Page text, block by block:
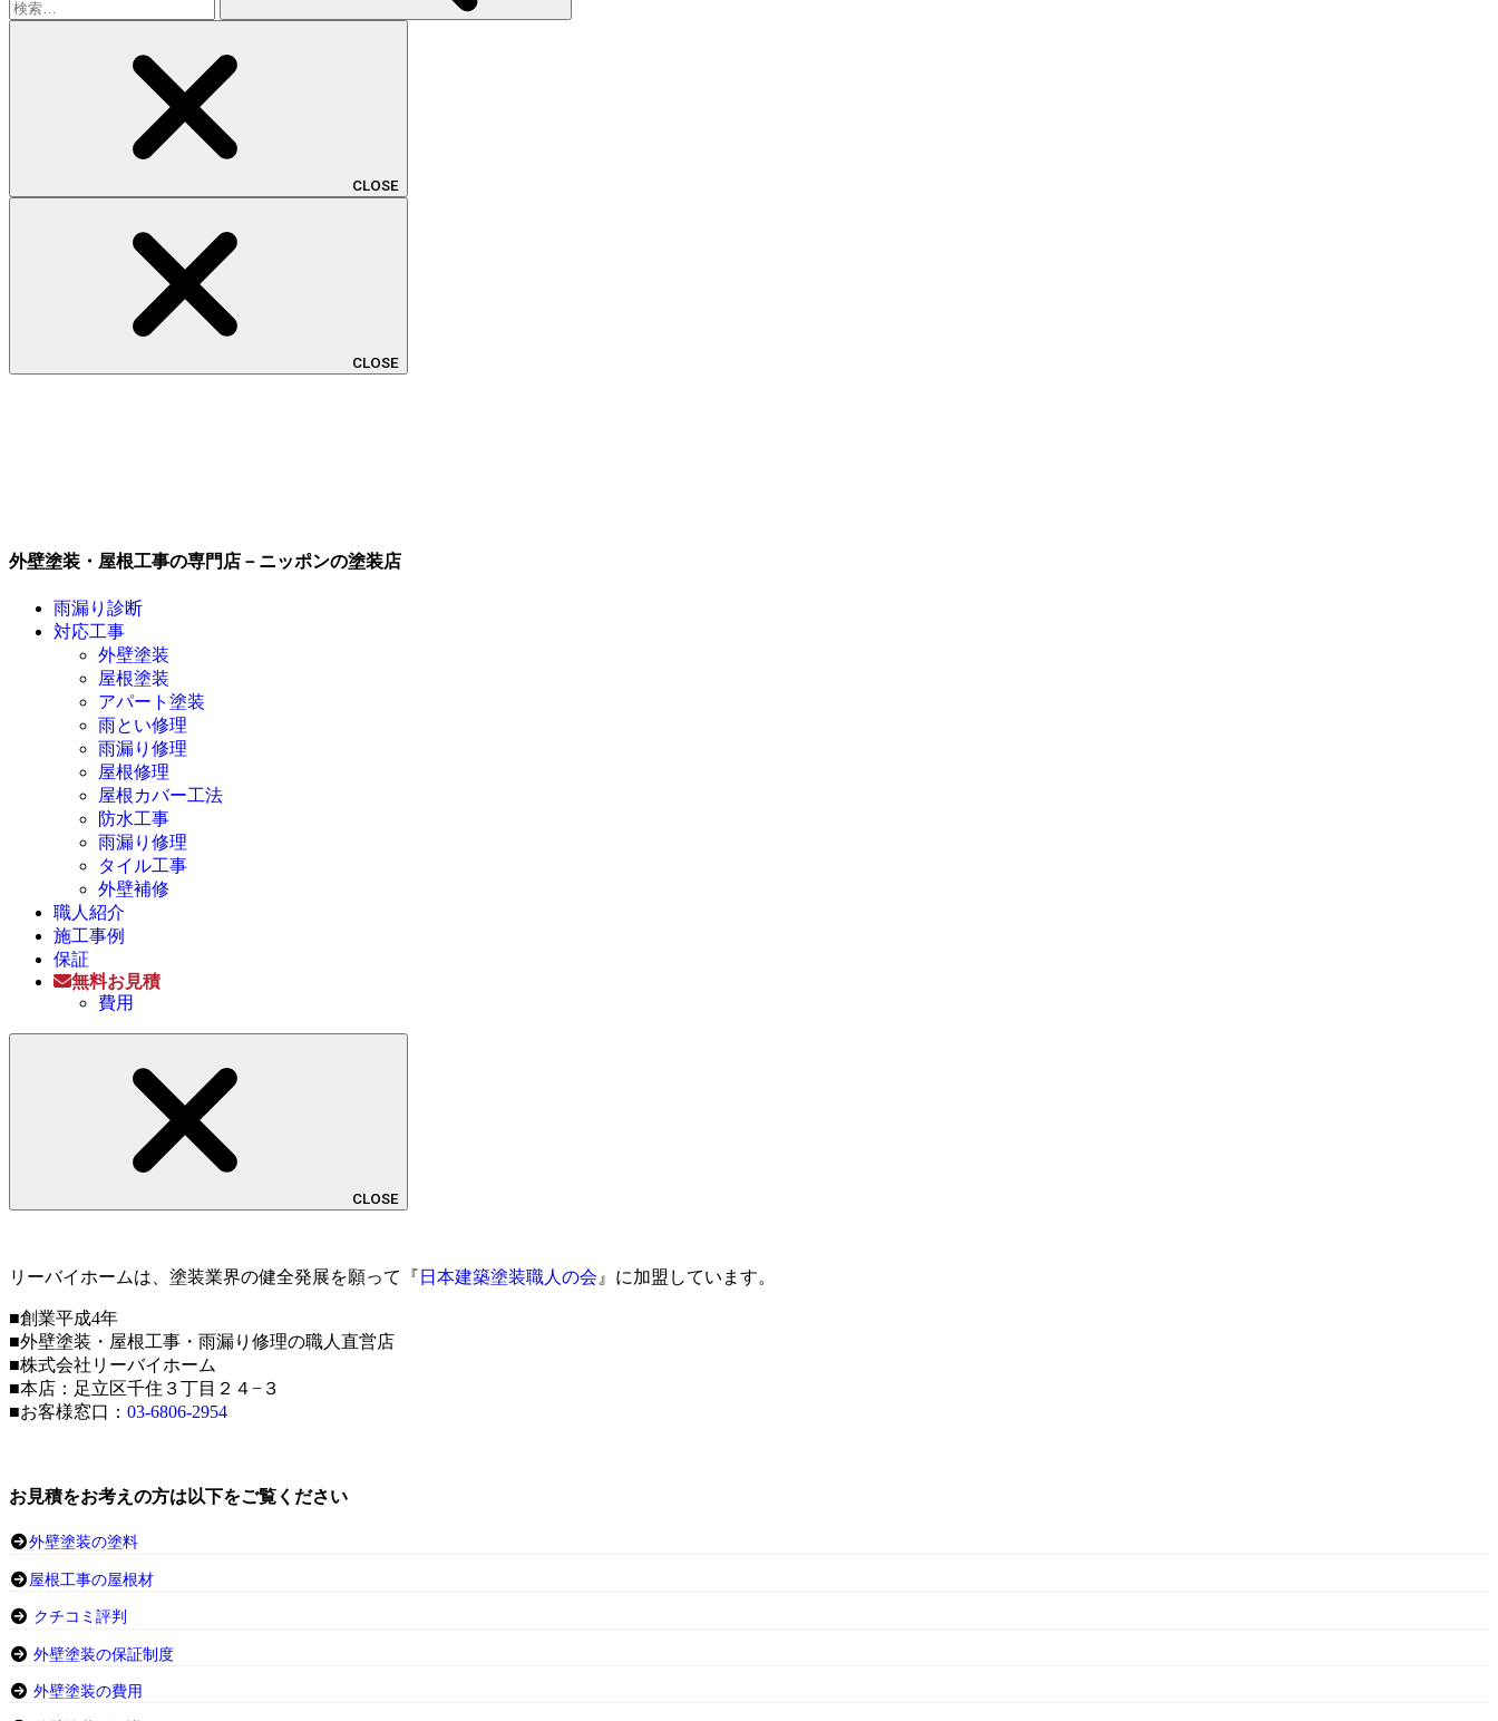
CLOSE
CLOSE
外壁塗装・屋根工事の専門店－ニッポンの塗装店
雨漏り診断
対応工事
外壁塗装
屋根塗装
アパート塗装
雨とい修理
雨漏り修理
屋根修理
屋根カバー工法
防水工事
雨漏り修理
タイル工事
外壁補修
職人紹介
施工事例
保証
無料お見積
費用
CLOSE
リーバイホームは、塗装業界の健全発展を願って『 日本建築塗装職人の会 』に加盟しています。
■創業平成4年
■外壁塗装・屋根工事・雨漏り修理の職人直営店
■株式会社リーバイホーム
■本店：足立区千住３丁目２４−３
■お客様窓口： 03-6806-2954
お見積をお考えの方は以下をご覧ください
外壁塗装の塗料
屋根工事の屋根材
クチコミ評判
外壁塗装の保証制度
外壁塗装の費用